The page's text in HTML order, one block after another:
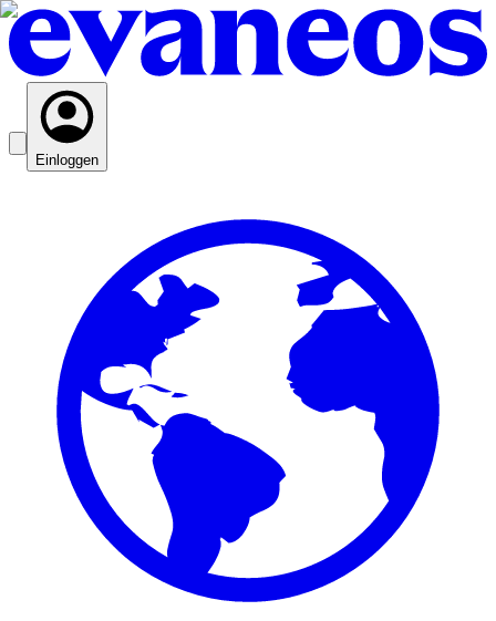
Einloggen